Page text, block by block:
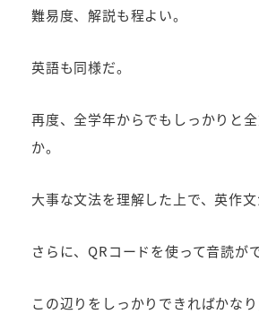
難易度、解説も程よい。
英語も同様だ。
再度、全学年からでもしっかりと
か。
大事な文法を理解した上で、英作文
さらに、QRコードを使って音読が
この辺りをしっかりできればかな